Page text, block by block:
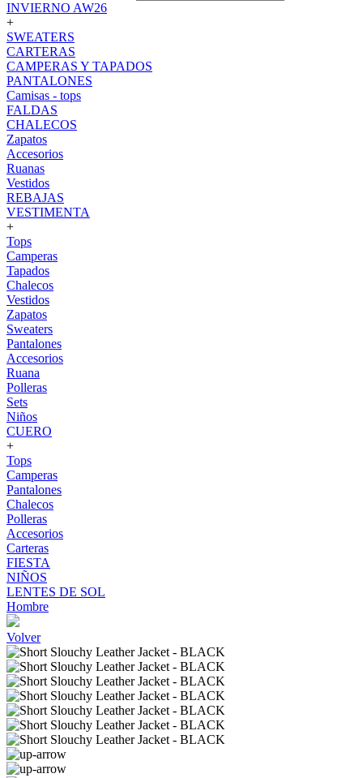
INVIERNO AW26
+
SWEATERS
CARTERAS
CAMPERAS Y TAPADOS
PANTALONES
Camisas - tops
FALDAS
CHALECOS
Zapatos
Accesorios
Ruanas
Vestidos
REBAJAS
VESTIMENTA
+
Tops
Camperas
Tapados
Chalecos
Vestidos
Zapatos
Sweaters
Pantalones
Accesorios
Ruana
Polleras
Sets
Niños
CUERO
+
Tops
Camperas
Pantalones
Chalecos
Polleras
Accesorios
Carteras
FIESTA
NIÑOS
LENTES DE SOL
Hombre
Volver